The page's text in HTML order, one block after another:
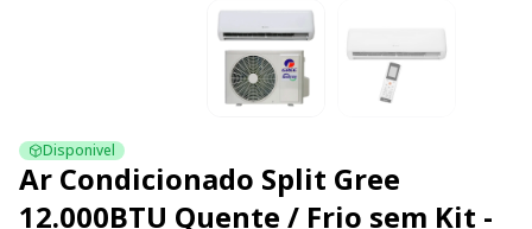
Disponivel
Ar Condicionado Split Gree
12.000BTU Quente / Frio sem Kit -